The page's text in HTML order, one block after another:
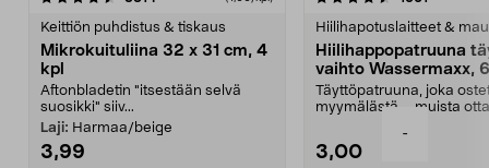
-
Keittiön puhdistus & tiskaus
Mikrokuituliina 32 x 31 cm, 4
kpl
Aftonbladetin "itsestään selvä
suosikki" siiv...
Laji: Harmaa/beige
3,99
Hiilihapotuslaitteet &
Hiilihappopatruuna
vaihto Wassermaxx,
Täyttöpatruuna, joka
myymälästä – muista
3,00